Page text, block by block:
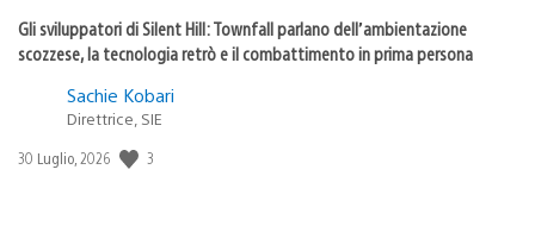
Gli sviluppatori di Silent Hill: Townfall parlano dell’ambientazione
scozzese, la tecnologia retrò e il combattimento in prima persona
Sachie Kobari
Direttrice, SIE
Data
30 Luglio, 2026 3